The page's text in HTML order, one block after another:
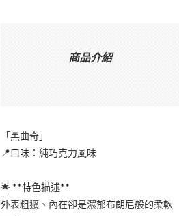
商品介紹
「黑曲奇」
📍口味：純巧克力風味
🌟 **特色描述**
外表粗獷、內在卻是濃郁布朗尼般的柔軟